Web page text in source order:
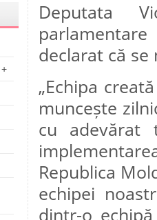
+
Deputata
declarat că
„Echipa
muncește
cu adevărat
Republica
echipei
dintr-o